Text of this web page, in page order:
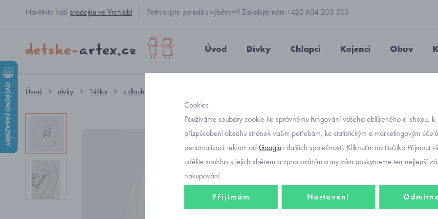
Navštivte naši prodejnu ve Vrchlabí Potřebujete poradit s výběrem? Zavolejte nám +420 604 203 503
Úvod Dívky Chlapci Kojenci Obuv
Úvod dívky Trička s dlouhým rukávem
Objednávací
4067-
469
Cookies
Používáme soubory cookie ke správnému fungování vašeho oblíbeného e-shopu, k
přizpůsobení obsahu stránek vašim potřebám, ke statistickým a marketingovým
personalizaci reklam odGooglu i dalších společností. Kliknutím na tlačítko Přijmout
udělíte souhlas s jejich sběrem a zpracováním a my vám poskytneme ten nejlepší
nakupování.
Přijímám Nastavení